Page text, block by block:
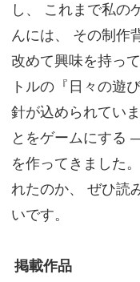
し、 これまで私の
んには、 その制作
改めて興味を持っ
トルの『日々の遊
針が込められてい
とをゲームにする
を作ってきました
れたのか、 ぜひ読
いです。
掲載作品